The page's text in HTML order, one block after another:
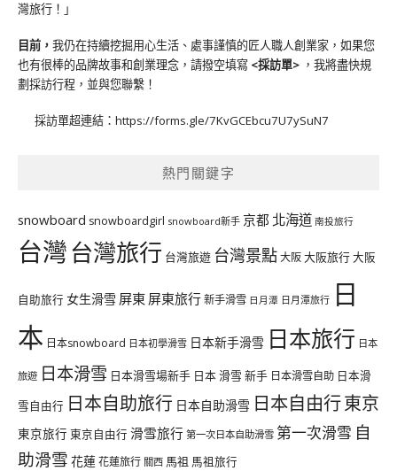
灣旅行！」
目前， 我仍在持續挖掘用心生活、處事謹慎的匠人職人創業家，如果您
也有很棒的品牌故事和創業理念，請撥空填寫 <採訪單> ，我將盡快規
劃採訪行程，並與您聯繫！
採訪單超連結： https://forms.gle/7KvGCEbcu7U7ySuN7
熱門關鍵字
snowboard snowboardgirl snowboard新手 京都 北海道 南投旅行
台灣台灣旅行 台灣旅遊 台灣景點大阪大阪旅行大阪
自助旅行 女生滑雪 屏東 屏東旅行新手滑雪 日月潭 日月潭旅行 日
本 日本snowboard 日本初學滑雪 日本新手滑雪 日本旅行 日本
旅遊 日本滑雪 日本滑雪場新手 日本 滑雪 新手 日本滑雪自助 日本滑
雪自由行 日本自助旅行 日本自助滑雪 日本自由行東京
東京旅行 東京自由行 滑雪旅行 第一次日本自助滑雪 第一次滑雪 自
助滑雪 花蓮花蓮旅行 關西 馬祖 馬祖旅行